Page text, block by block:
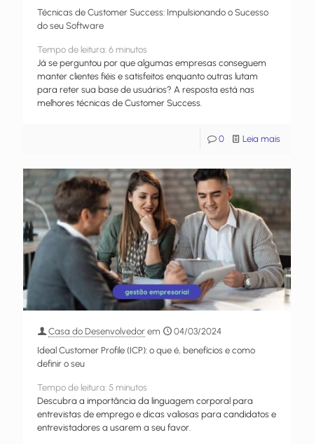
Técnicas de Customer Success: Impulsionando o Sucesso
do seu Software
Tempo de leitura: 6 minutos
Já se perguntou por que algumas empresas conseguem
manter clientes fiéis e satisfeitos enquanto outras lutam
para reter sua base de usuários? A resposta está nas
melhores técnicas de Customer Success.
0 Leia mais
Casa do Desenvolvedor em
04/03/2024
Ideal Customer Profile (ICP): o que é, benefícios e como
definir o seu
Tempo de leitura: 5 minutos
Descubra a importância da linguagem corporal para
entrevistas de emprego e dicas valiosas para candidatos e
entrevistadores a usarem a seu favor.